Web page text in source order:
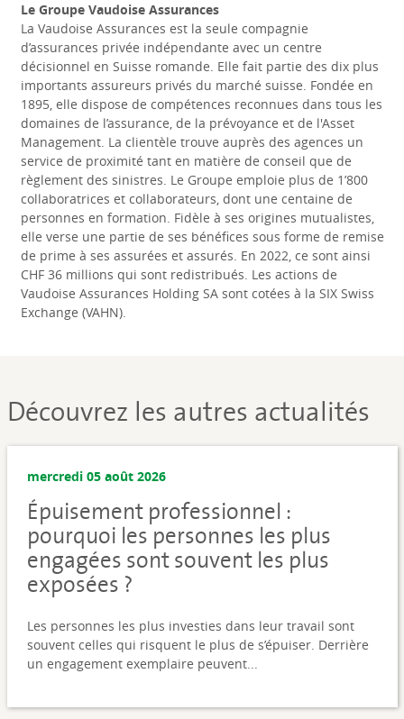
Le Groupe Vaudoise Assurances
La Vaudoise Assurances est la seule compagnie
d’assurances privée indépendante avec un centre
décisionnel en Suisse romande. Elle fait partie des dix plus
importants assureurs privés du marché suisse. Fondée en
1895, elle dispose de compétences reconnues dans tous les
domaines de l’assurance, de la prévoyance et de l'Asset
Management. La clientèle trouve auprès des agences un
service de proximité tant en matière de conseil que de
règlement des sinistres. Le Groupe emploie plus de 1’800
collaboratrices et collaborateurs, dont une centaine de
personnes en formation. Fidèle à ses origines mutualistes,
elle verse une partie de ses bénéfices sous forme de remise
de prime à ses assurées et assurés. En 2022, ce sont ainsi
CHF 36 millions qui sont redistribués. Les actions de
Vaudoise Assurances Holding SA sont cotées à la SIX Swiss
Exchange (VAHN).
Découvrez les autres actualités
mercredi 05 août 2026
Épuisement professionnel :
pourquoi les personnes les plus
engagées sont souvent les plus
exposées ?
Les personnes les plus investies dans leur travail sont
souvent celles qui risquent le plus de s’épuiser. Derrière
un engagement exemplaire peuvent...